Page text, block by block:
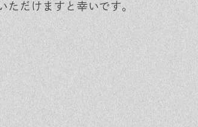
ただけますと幸いです。